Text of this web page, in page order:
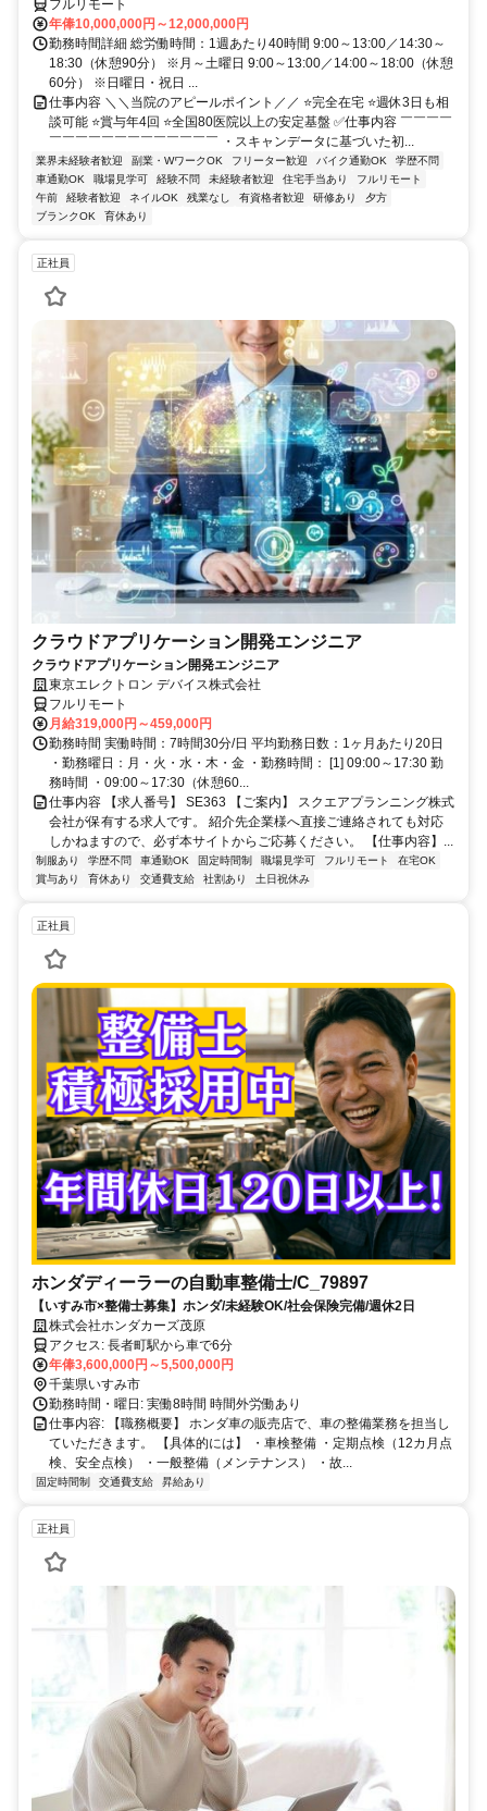
フルリモート
年俸10,000,000円～12,000,000円
勤務時間詳細 総労働時間：1週あたり40時間 9:00～13:00／14:30～
18:30（休憩90分） ※月～土曜日 9:00～13:00／14:00～18:00（休憩
60分） ※日曜日・祝日 ...
仕事内容 ＼＼当院のアピールポイント／／ ⭐完全在宅 ⭐週休3日も相
談可能 ⭐賞与年4回 ⭐全国80医院以上の安定基盤 ✅仕事内容 ￣￣￣￣
￣￣￣￣￣￣￣￣￣￣￣￣￣ ・スキャンデータに基づいた初...
業界未経験者歓迎 副業・WワークOK フリーター歓迎 バイク通勤OK
学歴不問
車通勤OK
職場見学可 経験不問 未経験者歓迎 住宅手当あり
フルリモート
午前
経験者歓迎 ネイルOK 残業なし 有資格者歓迎 研修あり
夕方
ブランクOK
育休あり
正社員
クラウドアプリケーション開発エンジニア
クラウドアプリケーション開発エンジニア
東京エレクトロン デバイス株式会社
フルリモート
月給319,000円～459,000円
勤務時間 実働時間：7時間30分/日 平均勤務日数：1ヶ月あたり20日
・勤務曜日：月・火・水・木・金 ・勤務時間： [1] 09:00～17:30 勤
務時間 ・09:00～17:30（休憩60...
仕事内容 【求人番号】 SE363 【ご案内】 スクエアプランニング株式
会社が保有する求人です。 紹介先企業様へ直接ご連絡されても対応
しかねますので、必ず本サイトからご応募ください。 【仕事内容】...
制服あり 学歴不問 車通勤OK 固定時間制 職場見学可 フルリモート
在宅OK
賞与あり
育休あり 交通費支給 社割あり 土日祝休み
正社員
ホンダディーラーの自動車整備士/C_79897
【いすみ市×整備士募集】ホンダ/未経験OK/社会保険完備/週休2日
株式会社ホンダカーズ茂原
アクセス: 長者町駅から車で6分
年俸3,600,000円～5,500,000円
千葉県いすみ市
勤務時間・曜日: 実働8時間 時間外労働あり
仕事内容: 【職務概要】 ホンダ車の販売店で、車の整備業務を担当し
ていただきます。 【具体的には】 ・車検整備 ・定期点検（12カ月点
検、安全点検） ・一般整備（メンテナンス） ・故...
固定時間制 交通費支給 昇給あり
正社員